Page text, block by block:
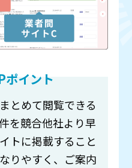
ポイント
とめて閲覧できる
を競合他社より早
トに掲載すること
りやすく、ご案内